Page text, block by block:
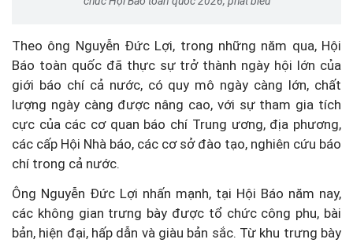
Theo ông Nguyễn Đức Lợi, trong những năm qua, Hội
Báo toàn quốc đã thực sự trở thành ngày hội lớn của
giới báo chí cả nước, có quy mô ngày càng lớn, chất
lượng ngày càng được nâng cao, với sự tham gia tích
cực của các cơ quan báo chí Trung ương, địa phương,
các cấp Hội Nhà báo, các cơ sở đào tạo, nghiên cứu báo
chí trong cả nước.
Ông Nguyễn Đức Lợi nhấn mạnh, tại Hội Báo năm nay,
các không gian trưng bày được tổ chức công phu, bài
bản, hiện đại, hấp dẫn và giàu bản sắc. Từ khu trưng bày